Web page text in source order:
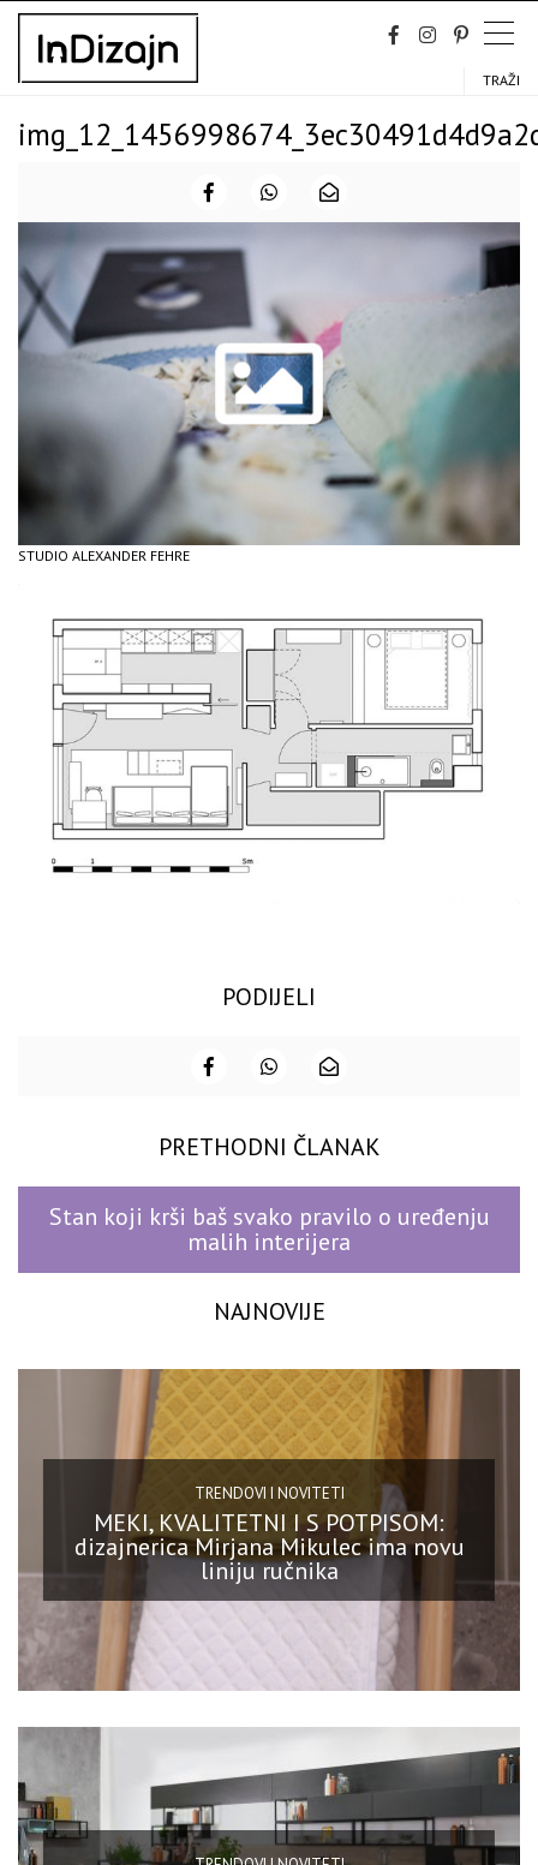
Skip
content
TRAŽI
STUDIO ALEXANDER FEHRE
PODIJELI
PRETHODNI ČLANAK
Stan koji krši baš svako pravilo o uređenju
malih interijera
NAJNOVIJE
TRENDOVI I NOVITETI
MEKI, KVALITETNI I S POTPISOM:
dizajnerica Mirjana Mikulec ima novu
liniju ručnika